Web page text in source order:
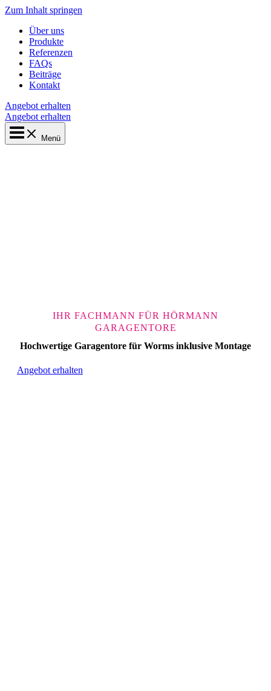
Zum Inhalt springen
Über uns
Produkte
Referenzen
FAQs
Beiträge
Kontakt
Angebot erhalten
Angebot erhalten
Menü
IHR FACHMANN FÜR HÖRMANN
GARAGENTORE
Hochwertige Garagentore für Worms inklusive Montage
Angebot erhalten